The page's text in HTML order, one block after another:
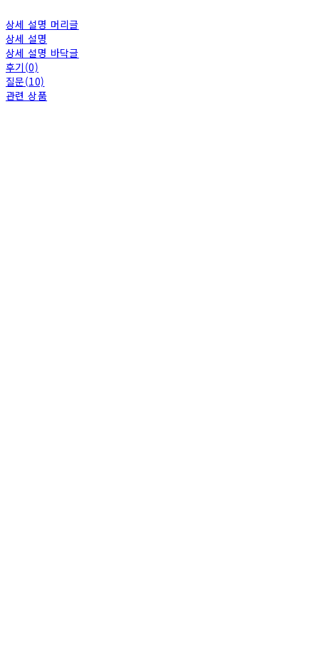
상세 설명 머리글
상세 설명
상세 설명 바닥글
후기(0)
질문(10)
관련 상품